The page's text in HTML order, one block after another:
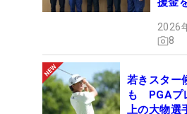
2026
8
若きスター
も PGAプ
上の大物選